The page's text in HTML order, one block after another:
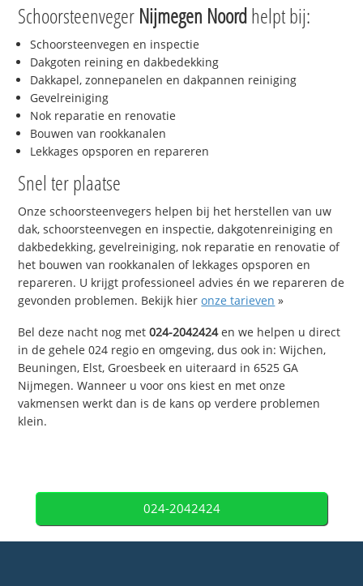
Schoorsteenveger Nijmegen Noordhelpt bij:
Schoorsteenvegen en inspectie
Dakgoten reining en dakbedekking
Dakkapel, zonnepanelen en dakpannen reiniging
Gevelreiniging
Nok reparatie en renovatie
Bouwen van rookkanalen
Lekkages opsporen en repareren
Snel ter plaatse
Onze schoorsteenvegers helpen bij het herstellen van uw
dak, schoorsteenvegen en inspectie, dakgotenreiniging en
dakbedekking, gevelreiniging, nok reparatie en renovatie of
het bouwen van rookkanalen of lekkages opsporen en
repareren. U krijgt professioneel advies én we repareren de
gevonden problemen. Bekijk hieronze tarieven »
Bel deze nacht nog met024-2042424en we helpen u direct
in de gehele 024 regio en omgeving, dus ook in: Wijchen,
Beuningen, Elst, Groesbeek en uiteraard in 6525 GA
Nijmegen. Wanneer u voor ons kiest en met onze
vakmensen werkt dan is de kans op verdere problemen
klein.
024-2042424